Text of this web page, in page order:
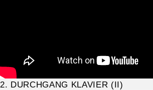
2. DURCHGANG KLAVIER (II)